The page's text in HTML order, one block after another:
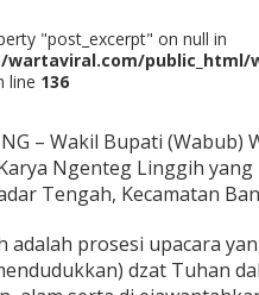
"post_excerpt" on null in
wartaviral.com/
line 136
– Wakil Bupati (Wabub)
Ngenteg Linggih
Tengah, Kecamatan
adalah prosesi upacara
dzat Tuhan